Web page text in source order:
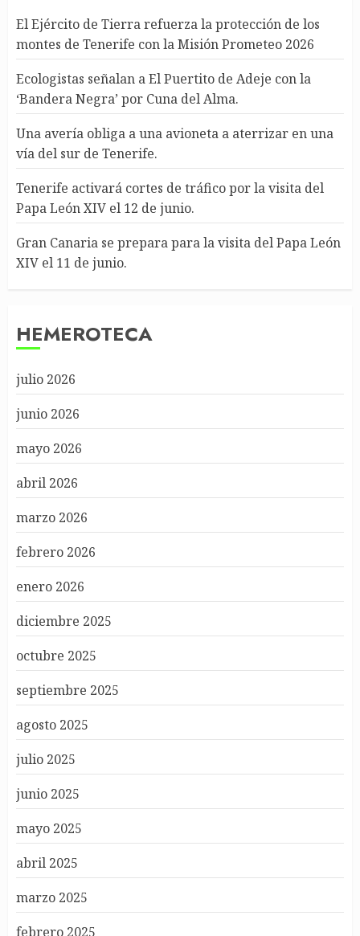
El Ejército de Tierra refuerza la protección de los
montes de Tenerife con la Misión Prometeo 2026
Ecologistas señalan a El Puertito de Adeje con la
‘Bandera Negra’ por Cuna del Alma.
Una avería obliga a una avioneta a aterrizar en una
vía del sur de Tenerife.
Tenerife activará cortes de tráfico por la visita del
Papa León XIV el 12 de junio.
Gran Canaria se prepara para la visita del Papa León
XIV el 11 de junio.
HEMEROTECA
julio 2026
junio 2026
mayo 2026
abril 2026
marzo 2026
febrero 2026
enero 2026
diciembre 2025
octubre 2025
septiembre 2025
agosto 2025
julio 2025
junio 2025
mayo 2025
abril 2025
marzo 2025
febrero 2025